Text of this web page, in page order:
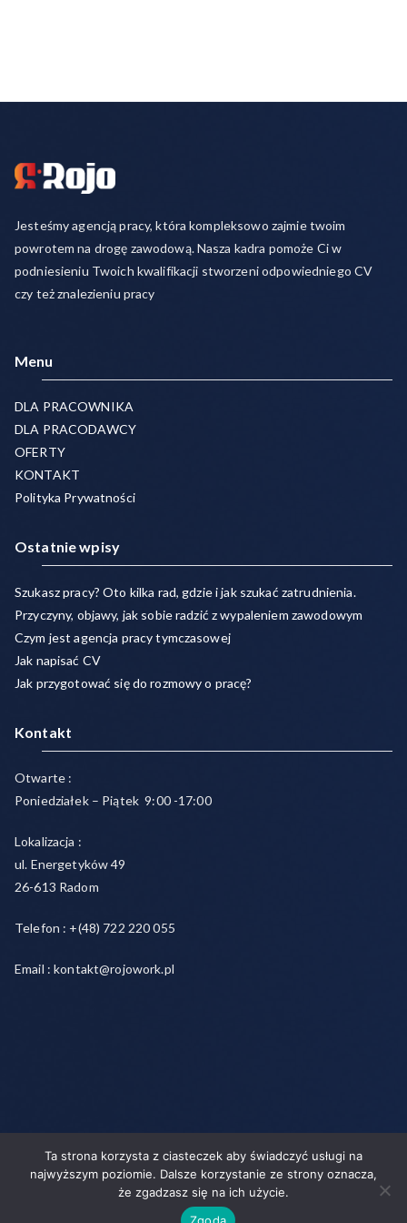
Jesteśmy agencją pracy, która kompleksowo zajmie twoim
powrotem na drogę zawodową. Nasza kadra pomoże Ci w
podniesieniu Twoich kwalifikacji stworzeni odpowiedniego CV
czy też znalezieniu pracy
Menu
DLA PRACOWNIKA
DLA PRACODAWCY
OFERTY
KONTAKT
Polityka Prywatności
Ostatnie wpisy
Szukasz pracy? Oto kilka rad, gdzie i jak szukać zatrudnienia.
Przyczyny, objawy, jak sobie radzić z wypaleniem zawodowym
Czym jest agencja pracy tymczasowej
Jak napisać CV
Jak przygotować się do rozmowy o pracę?
Kontakt
Otwarte :
Poniedziałek – Piątek 9:00 -17:00
Lokalizacja :
ul. Energetyków 49
26-613 Radom
Telefon : +(48) 722 220 055
Email : kontakt@rojowork.pl
Copyright © 2026Rojo- agencja pracy świadczymy usługi w
zakresie pracy tymczasowej, outsourcingu i rekrutacji między
pracodawcą a pracownikiem. Powered by
Ta strona korzysta z ciasteczek aby świadczyć usługi na
najwyższym poziomie. Dalsze korzystanie ze strony oznacza,
że zgadzasz się na ich użycie.
Zgoda